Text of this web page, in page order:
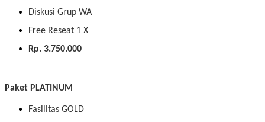
Diskusi Grup WA
Free Reseat 1 X
Rp. 3.750.000
Paket PLATINUM
Fasilitas GOLD